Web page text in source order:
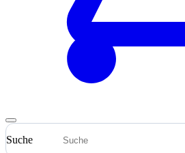
Suche